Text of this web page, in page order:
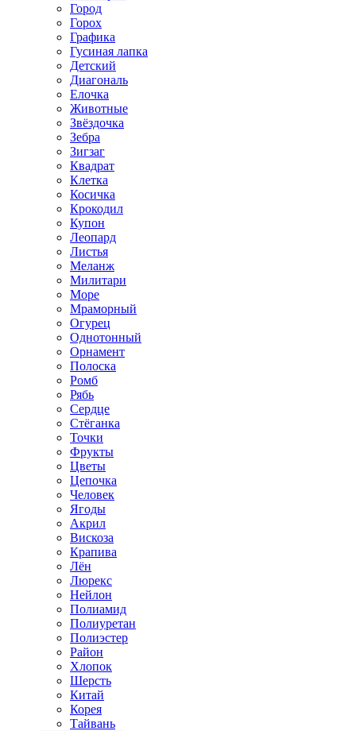
Город
Горох
Графика
Гусиная лапка
Детский
Диагональ
Елочка
Животные
Звёздочка
Зебра
Зигзаг
Квадрат
Клетка
Косичка
Крокодил
Купон
Леопард
Листья
Меланж
Милитари
Море
Мраморный
Огурец
Однотонный
Орнамент
Полоска
Ромб
Рябь
Сердце
Стёганка
Точки
Фрукты
Цветы
Цепочка
Человек
Ягоды
Акрил
Вискоза
Крапива
Лён
Люрекс
Нейлон
Полиамид
Полиуретан
Полиэстер
Район
Хлопок
Шерсть
Китай
Корея
Тайвань